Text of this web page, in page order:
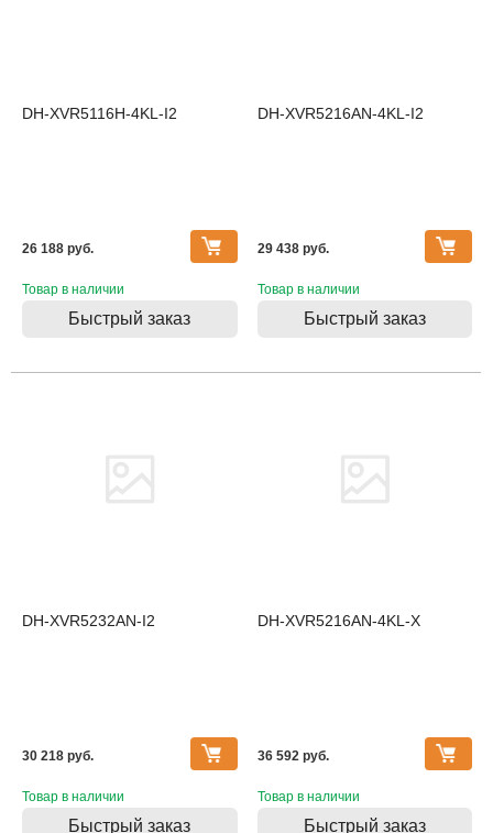
DH-XVR5116H-4KL-I2
26 188 pуб.
Товар в наличии
Быстрый заказ
DH-XVR5216AN-4KL-I2
29 438 pуб.
Товар в наличии
Быстрый заказ
DH-XVR5232AN-I2
30 218 pуб.
Товар в наличии
Быстрый заказ
DH-XVR5216AN-4KL-X
36 592 pуб.
Товар в наличии
Быстрый заказ